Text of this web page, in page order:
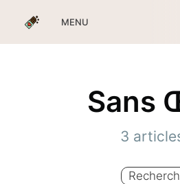
MENU
Sans
3